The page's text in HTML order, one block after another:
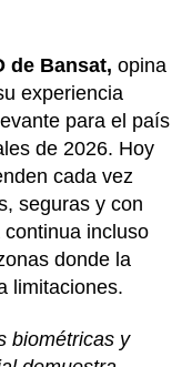
de Bansat, opina
experiencia
para el país
de 2026. Hoy
cada vez
seguras y con
incluso
donde la
limitaciones.
biométricas y